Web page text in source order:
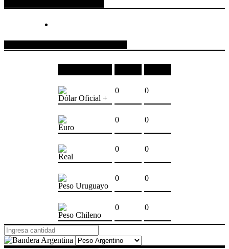
Dólar Oficial +
0 0
Euro
0 0
Real
0 0
Peso Uruguayo
0 0
Peso Chileno
0 0